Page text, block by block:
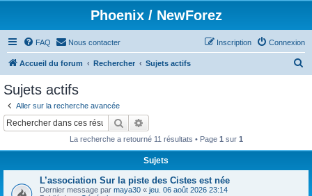
Phoenix / NewForez
FAQ Nous contacter Connexion
Inscription
Accueil du forum Rechercher Sujets actifs
Sujets actifs
Aller sur la recherche avancée
Rechercher
La recherche a retourné 11 résultats • Page 1 sur 1
Sujets
L’association Sur la piste des Cistes est née
Dernier message par maya30 « jeu. 06 août 2026 23:14